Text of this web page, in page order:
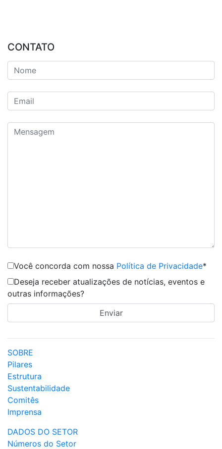
CONTATO
Você concorda com nossa Política de Privacidade*
Deseja receber atualizações de notícias, eventos e
outras informações?
SOBRE
Pilares
Estrutura
Sustentabilidade
Comitês
Imprensa
DADOS DO SETOR
Números do Setor